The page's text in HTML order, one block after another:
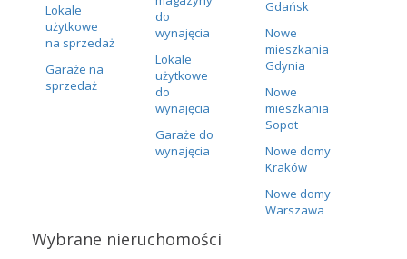
Lokale
użytkowe
na sprzedaż
Garaże na
sprzedaż
do
wynajęcia
Lokale
użytkowe
do
wynajęcia
Garaże do
wynajęcia
Gdańsk
Nowe
mieszkania
Gdynia
Nowe
mieszkania
Sopot
Nowe domy
Kraków
Nowe domy
Warszawa
Wybrane nieruchomości